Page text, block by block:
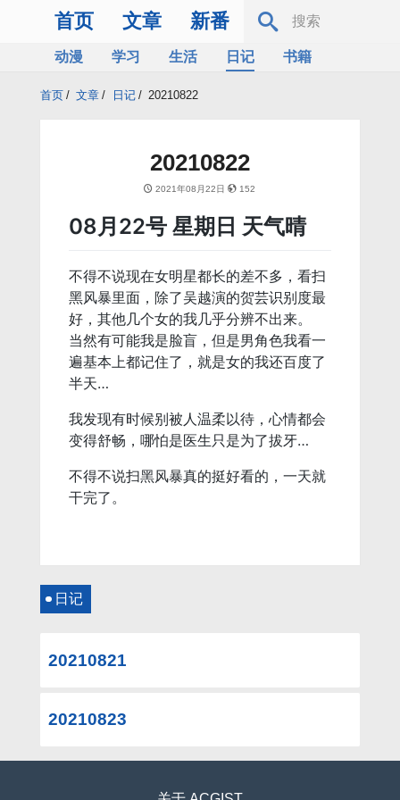
首页 文章 新番
动漫 学习 生活 日记
书籍
首页 / 文章 / 日记 / 20210822
20210822
2021年08月22日 152
08月22号 星期日 天气晴
不得不说现在女明星都长的差不多，看扫
黑风暴里面，除了吴越演的贺芸识别度最
好，其他几个女的我几乎分辨不出来。
当然有可能我是脸盲，但是男角色我看一
遍基本上都记住了，就是女的我还百度了
半天…
我发现有时候别被人温柔以待，心情都会
变得舒畅，哪怕是医生只是为了拔牙…
不得不说扫黑风暴真的挺好看的，一天就
干完了。
日记
20210821
20210823